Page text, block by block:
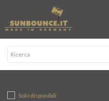
Solo disponibili